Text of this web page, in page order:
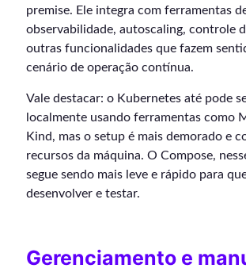
premise. Ele integra com ferramentas
observabilidade, autoscaling, controle
outras funcionalidades que fazem
cenário de operação contínua.
Vale destacar: o Kubernetes até pode
localmente usando ferramentas como
Kind, mas o setup é mais demorado e
recursos da máquina. O Compose,
segue sendo mais leve e rápido para
desenvolver e testar.
Gerenciamento e